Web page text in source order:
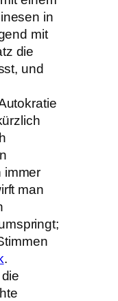
in
mit
die
und
immer
man
.